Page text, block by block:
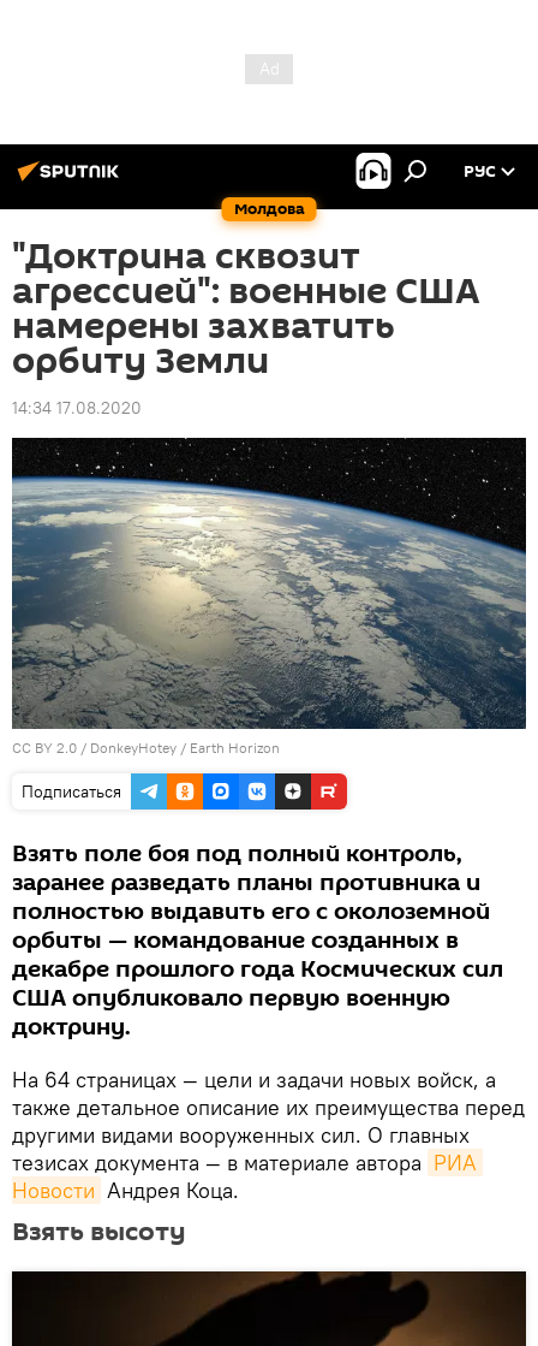
Молдова
РУС
"Доктрина сквозит
агрессией": военные США
намерены захватить
орбиту Земли
14:34 17.08.2020
CC BY 2.0 / DonkeyHotey / Earth Horizon
Подписаться
Взять поле боя под полный контроль,
заранее разведать планы противника и
полностью выдавить его с околоземной
орбиты — командование созданных в
декабре прошлого года Космических сил
США опубликовало первую военную
доктрину.
На 64 страницах — цели и задачи новых войск, а
также детальное описание их преимущества перед
другими видами вооруженных сил. О главных
тезисах документа — в материале автора РИА
Новости Андрея Коца.
Взять высоту